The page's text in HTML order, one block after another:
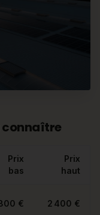
connaître
Prix
bas
Prix
haut
€ 2 400 €